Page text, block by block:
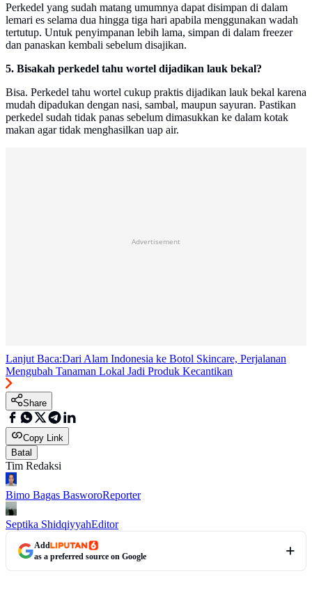
Perkedel yang sudah matang umumnya dapat disimpan di dalam
lemari es selama dua hingga tiga hari apabila menggunakan wadah
tertutup. Untuk penyimpanan lebih lama, simpan di dalam freezer
dan panaskan kembali sebelum disajikan.
5. Bisakah perkedel tahu wortel dijadikan lauk bekal?
Bisa. Perkedel tahu wortel cukup praktis dijadikan lauk bekal karena
mudah dipadukan dengan nasi, sambal, maupun sayuran. Pastikan
perkedel sudah tidak panas sebelum dimasukkan ke dalam kotak
makan agar tidak menghasilkan uap air.
Advertisement
Lanjut Baca:Dari Alam Indonesia ke Botol Skincare, Perjalanan
Mengubah Tanaman Lokal Jadi Produk Kecantikan
Share
Copy Link
Batal
Tim Redaksi
Bimo Bagas BasworoReporter
Septika ShidqiyyahEditor
Add
as a preferred source on Google